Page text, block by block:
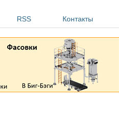
RSS Контакты